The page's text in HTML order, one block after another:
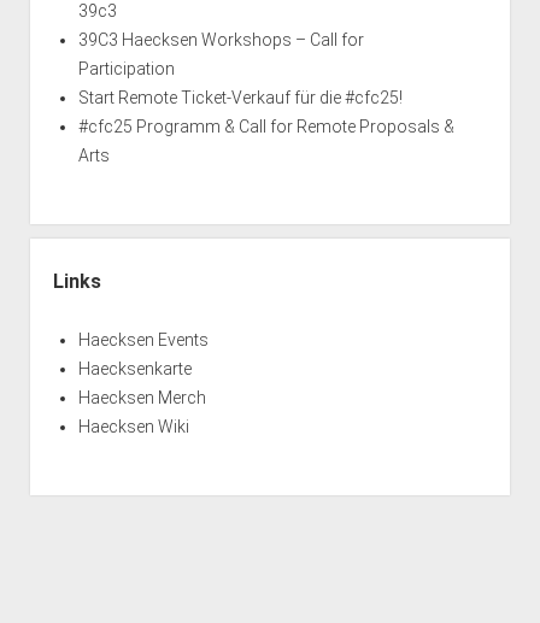
39c3
39C3 Haecksen Workshops – Call for
Participation
Start Remote Ticket-Verkauf für die #cfc25!
#cfc25 Programm & Call for Remote Proposals &
Arts
Links
Haecksen Events
Haecksenkarte
Haecksen Merch
Haecksen Wiki